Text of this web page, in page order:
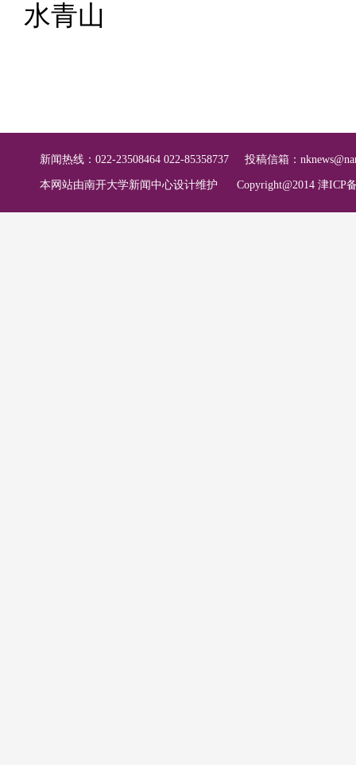
水青山
新闻热线：022-23508464 022-85358737 投稿信箱：
本网站由南开大学新闻中心设计维护 Copyright@2014 津ICP